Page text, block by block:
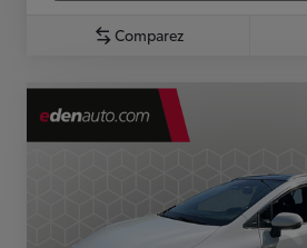
Comparez